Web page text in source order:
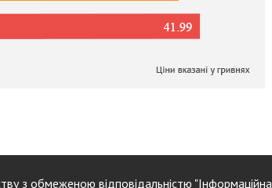
з обмеженою відповідальністю "Інформаційна